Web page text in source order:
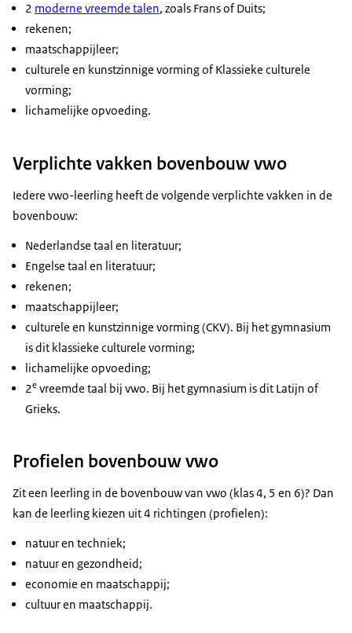
2 moderne vreemde talen, zoals Frans of Duits;
rekenen;
maatschappijleer;
culturele en kunstzinnige vorming of Klassieke culturele
vorming;
lichamelijke opvoeding.
Verplichte vakken bovenbouw vwo
Iedere vwo-leerling heeft de volgende verplichte vakken in de
bovenbouw:
Nederlandse taal en literatuur;
Engelse taal en literatuur;
rekenen;
maatschappijleer;
culturele en kunstzinnige vorming (CKV). Bij het gymnasium
is dit klassieke culturele vorming;
lichamelijke opvoeding;
2e vreemde taal bij vwo. Bij het gymnasium is dit Latijn of
Grieks.
Profielen bovenbouw vwo
Zit een leerling in de bovenbouw van vwo (klas 4, 5 en 6)? Dan
kan de leerling kiezen uit 4 richtingen (profielen):
natuur en techniek;
natuur en gezondheid;
economie en maatschappij;
cultuur en maatschappij.